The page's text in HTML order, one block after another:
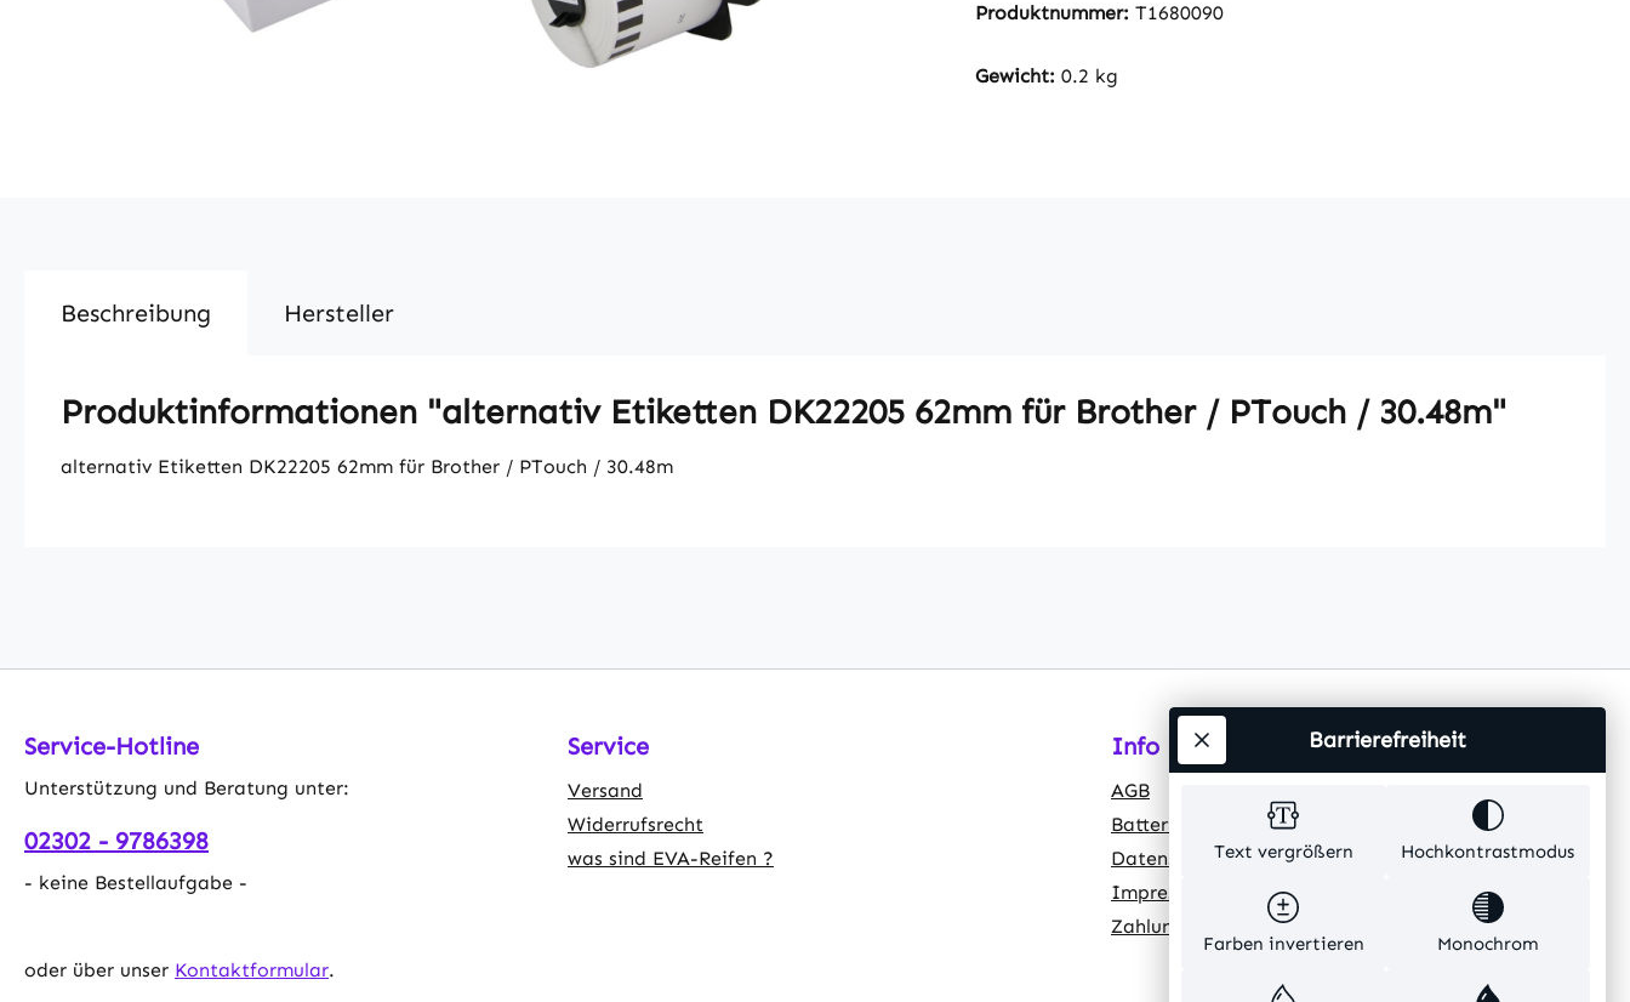
Produktnummer: T1680090
Gewicht: 0.2 kg
Beschreibung Hersteller
Produktinformationen "alternativ Etiketten DK22205 62mm für Brother / PTouch / 30.48m"
alternativ Etiketten DK22205 62mm für Brother / PTouch / 30.48m
Service-Hotline
Unterstützung und Beratung unter:
02302 - 9786398
- keine Bestellaufgabe -
oder über unser Kontaktformular.
Service
Versand
Widerrufsrecht
was sind EVA-Reifen ?
Info
AGB
Batteriehinweis
Datenschutz
Impressum
Zahlungsarten
Text vergrößern Hochkontrastmodus
Farben invertieren Monochrom
Barrierefreiheit